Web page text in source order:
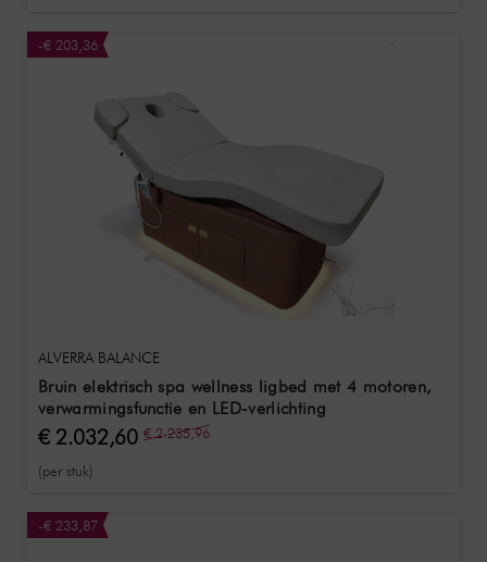
-€ 203,36
ALVERRA BALANCE
Bruin elektrisch spa wellness ligbed met 4 motoren,
verwarmingsfunctie en LED-verlichting
€ 2.032,60 € 2.235,96
(per stuk)
-€ 233,87